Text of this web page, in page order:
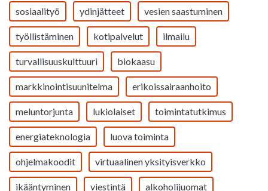
sosiaalityö ydinjätteet vesien saastuminen
työllistäminen kotipalvelut ilmailu
turvallisuuskulttuuri biokaasu
markkinointisuunitelma erikoissairaanhoito
meluntorjunta lukiolaiset toimintatutkimus
energiateknologia luova toiminta
ohjelmakoodit virtuaalinen yksityisverkko
ikääntyminen viestintä alkoholijuomat